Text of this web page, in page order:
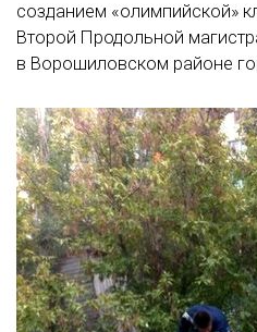
созданием «олимпийской»
Второй Продольной
в Ворошиловском районе